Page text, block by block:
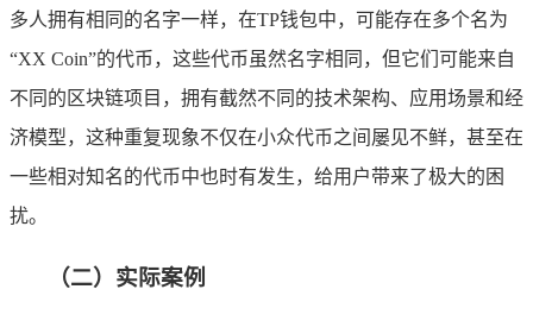
多人拥有相同的名字一样，在TP钱包中，可能存在多个名为
“XX Coin”的代币，这些代币虽然名字相同，但它们可能来自
不同的区块链项目，拥有截然不同的技术架构、应用场景和经
济模型，这种重复现象不仅在小众代币之间屡见不鲜，甚至在
一些相对知名的代币中也时有发生，给用户带来了极大的困
扰。
（二）实际案例